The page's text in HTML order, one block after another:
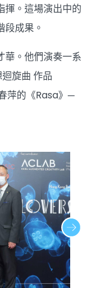
揮。這場演出中的
成果。
華。他們演奏一系
旋曲 作品
萍的《Rasa》─